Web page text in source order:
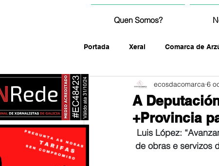
Quen Somos?
Portada Xeral Comarca de
fotografía
A
+Provincia
ecosdacomarca 6
Luis López:
de obras e servizos